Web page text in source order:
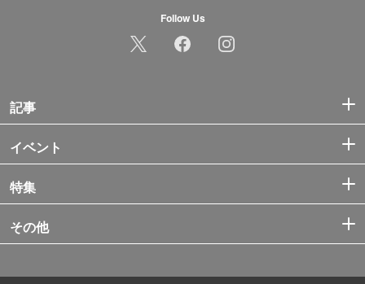
Follow Us
記事
イベント
特集
その他